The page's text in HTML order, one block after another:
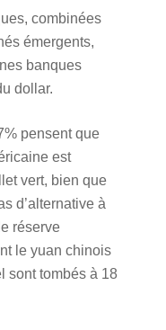
combinées
émergents,
banques
dollar.
pensent que
est
vert, bien que
d’alternative à
réserve
le yuan chinois
sont tombés à 18